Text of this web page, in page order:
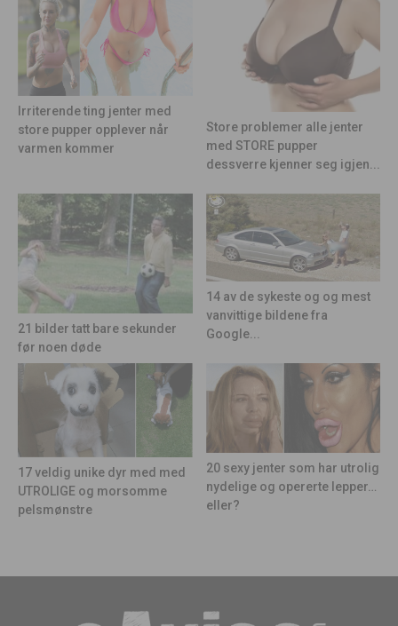
Irriterende ting jenter med
store pupper opplever når
varmen kommer
Store problemer alle jenter
med STORE pupper
dessverre kjenner seg igjen...
21 bilder tatt bare sekunder
før noen døde
14 av de sykeste og og mest
vanvittige bildene fra
Google...
17 veldig unike dyr med med
UTROLIGE og morsomme
pelsmønstre
20 sexy jenter som har utrolig
nydelige og opererte lepper…
eller?